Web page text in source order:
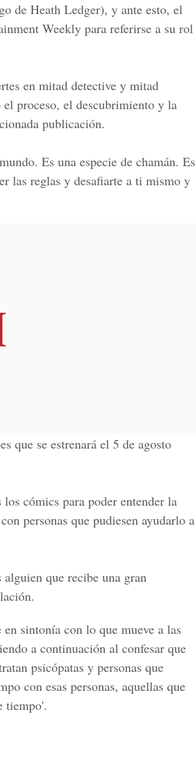
de Heath Ledger), y ante esto, el
Weekly para referirse a su rol
en mitad detective y mitad
proceso, el descubrimiento y la
publicación.
Es una especie de chamán. Es
las reglas y desafiarte a ti mismo y
que se estrenará el 5 de agosto
cómics para poder entender la
personas que pudiesen ayudarlo a
que recibe una gran
sintonía con lo que mueve a las
a continuación al confesar que
psicópatas y personas que
con esas personas, aquellas que
tiempo'.